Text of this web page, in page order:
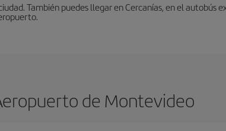
También puedes llegar en Cercanías, en el autobús
de Montevideo